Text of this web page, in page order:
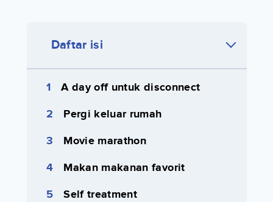
Daftar isi
A day off untuk disconnect
Pergi keluar rumah
Movie marathon
Makan makanan favorit
Self treatment